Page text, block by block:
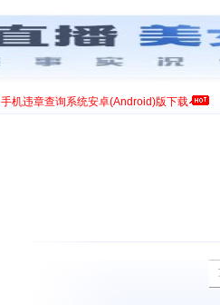
手机违章查询系统安卓(Android)版下载